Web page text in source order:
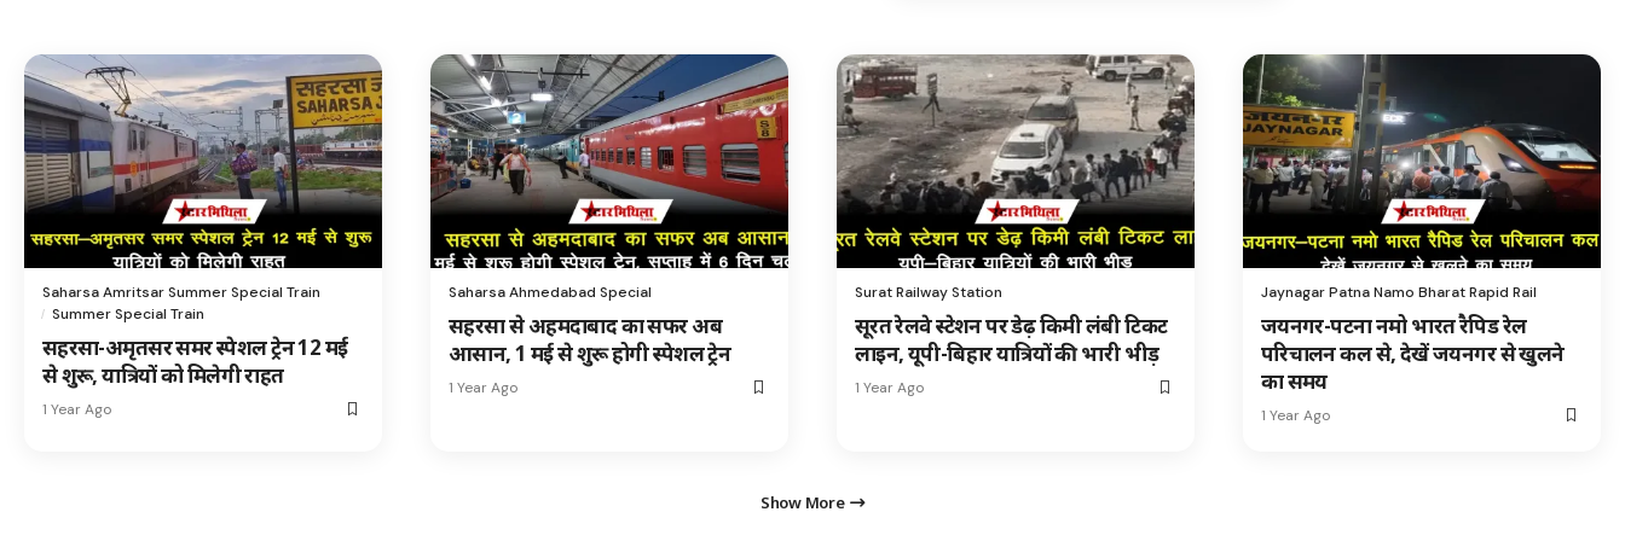
Saharsa Amritsar Summer Special Train
Summer Special Train
सहरसा-अमृतसर समर स्पेशल ट्रेन 12 मई
से शुरू, यात्रियों को मिलेगी राहत
1 Year Ago
Saharsa Ahmedabad Special
सहरसा से अहमदाबाद का सफर अब
आसान, 1 मई से शुरू होगी स्पेशल ट्रेन
1 Year Ago
Surat Railway Station
सूरत रेलवे स्टेशन पर डेढ़ किमी लंबी टिकट
लाइन, यूपी-बिहार यात्रियों की भारी भीड़
1 Year Ago
Jaynagar Patna Namo Bharat Rapid Rail
जयनगर-पटना नमो भारत रैपिड रेल
परिचालन कल से, देखें जयनगर से खुलने
का समय
1 Year Ago
Show More